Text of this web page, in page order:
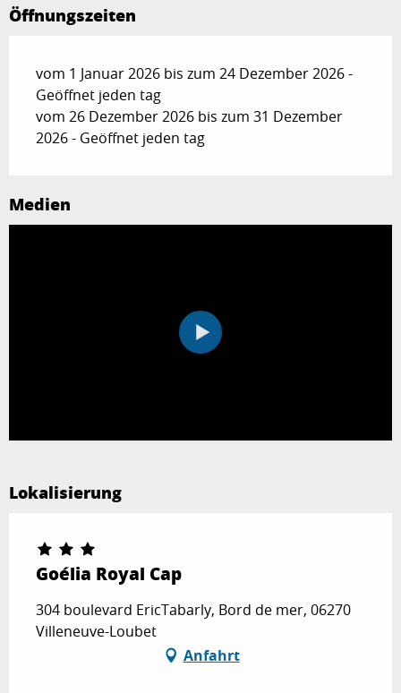
Öffnungszeiten
vom 1 Januar 2026 bis zum 24 Dezember 2026 -
Geöffnet jeden tag
vom 26 Dezember 2026 bis zum 31 Dezember
2026 - Geöffnet jeden tag
Medien
Lokalisierung
Goélia Royal Cap
304 boulevard EricTabarly, Bord de mer, 06270
Villeneuve-Loubet
Anfahrt